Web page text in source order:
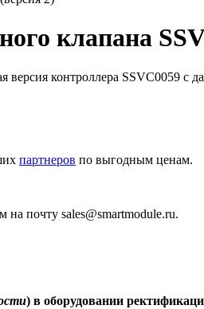
клапана
контроллера SSVC0059 с
партнеров по выгодным ценам.
на почту sales@smartmodule.ru.
) в оборудовании